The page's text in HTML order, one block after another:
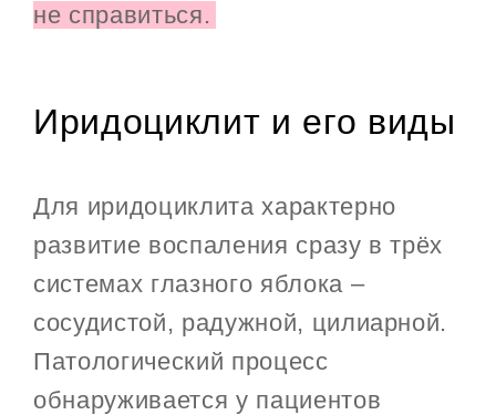
не справиться.
Иридоциклит и его виды
Для иридоциклита характерно
развитие воспаления сразу в трёх
системах глазного яблока –
сосудистой, радужной, цилиарной.
Патологический процесс
обнаруживается у пациентов